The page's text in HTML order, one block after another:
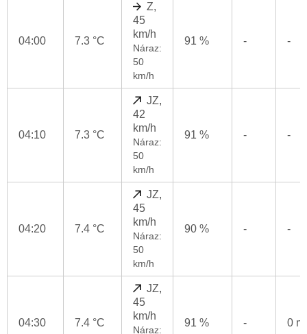
04:00 7.3 °C
Z,
45
km/h
Náraz:
50
km/h
91 % - -
04:10 7.3 °C
JZ,
42
km/h
Náraz:
50
km/h
91 % - -
04:20 7.4 °C
JZ,
45
km/h
Náraz:
50
km/h
90 % - -
04:30 7.4 °C
JZ,
45
km/h
Náraz:
91 % - 0